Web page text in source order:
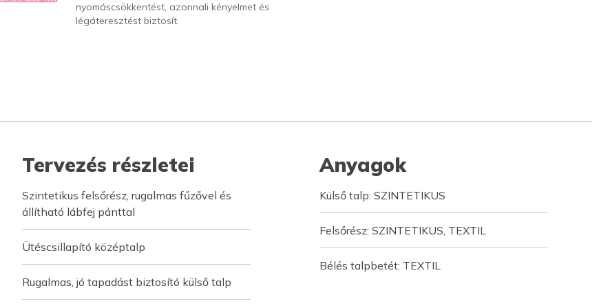
nyomáscsökkentést, azonnali kényelmet és
légáteresztést biztosít.
Tervezés részletei
Szintetikus felsőrész, rugalmas fűzővel és
állítható lábfej pánttal
Ütéscsillapító középtalp
Rugalmas, jó tapadást biztosító külső talp
Anyagok
Külső talp: SZINTETIKUS
Felsőrész: SZINTETIKUS, TEXTIL
Bélés talpbetét: TEXTIL